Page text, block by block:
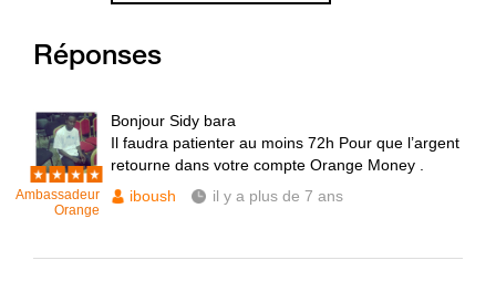
Réponses
Ambassadeur
Orange
Bonjour Sidy bara
Il faudra patienter au moins 72h Pour que l’argent
retourne dans votre compte Orange Money .
iboush
il y a plus de 7 ans